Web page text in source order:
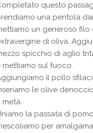
questo
una pentola
un generoso filo
di oliva.
spicchio di aglio
mettiamo sul fuoco.
il pollo
le olive
metà.
la passata di
per